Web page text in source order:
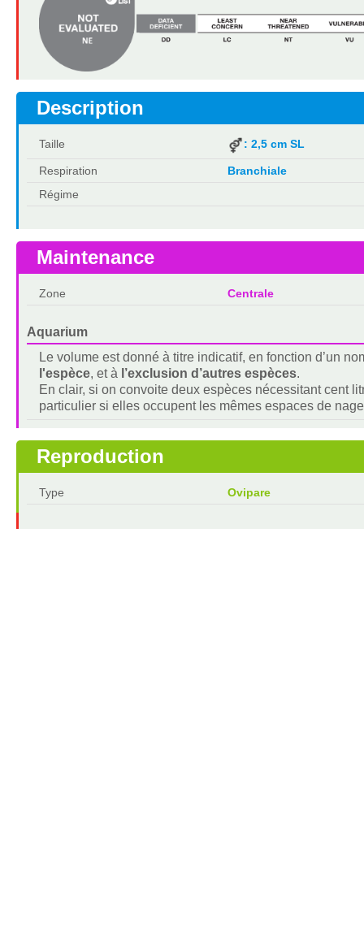
Description
Taille : 2,5 cm SL
Respiration
Branchiale
Régime
Maintenance
Zone Centrale
Aquarium
Le volume est donné à titre indicatif, en fonction d’un
l'espèce, et à l’exclusion d’autres espèces.
En clair, si on convoite deux espèces nécessitant cent
particulier si elles occupent les mêmes espaces de
Reproduction
Type Ovipare